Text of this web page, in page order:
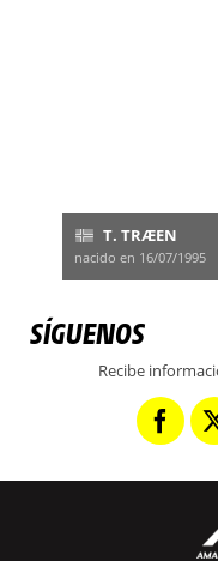
T. TRÆEN
nacido en 16/07/1995
SÍGUENOS
Recibe